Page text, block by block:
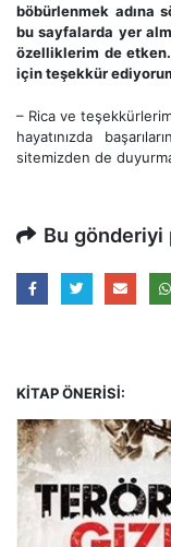
böbürlenmek adına
bu sayfalarda yer
özelliklerim de
için teşekkür
– Rica ve
hayatınızda
sitemizden de
Bu gönderiyi
KITAP ÖNERISI: